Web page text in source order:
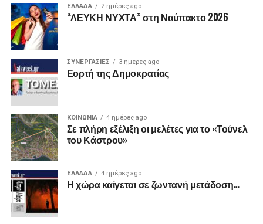
ΕΛΛΑΔΑ 2 ημέρες ago
“ΛΕΥΚΗ ΝΥΧΤΑ” στη Ναύπακτο 2026
ΣΥΝΕΡΓΑΣΙΕΣ 3 ημέρες ago
Εορτή της Δημοκρατίας
ΚΟΙΝΩΝΙΑ 4 ημέρες ago
Σε πλήρη εξέλιξη οι μελέτες για το «Τούνελ
του Κάστρου»
ΕΛΛΑΔΑ 4 ημέρες ago
Η χώρα καίγεται σε ζωντανή μετάδοση…